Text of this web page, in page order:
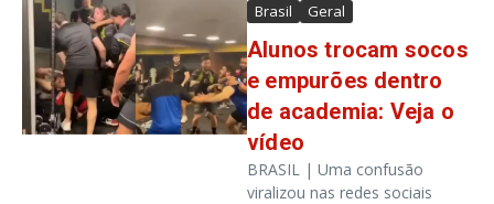
Brasil Geral
Alunos trocam socos
e empurões dentro
de academia: Veja o
vídeo
BRASIL | Uma confusão
viralizou nas redes sociais